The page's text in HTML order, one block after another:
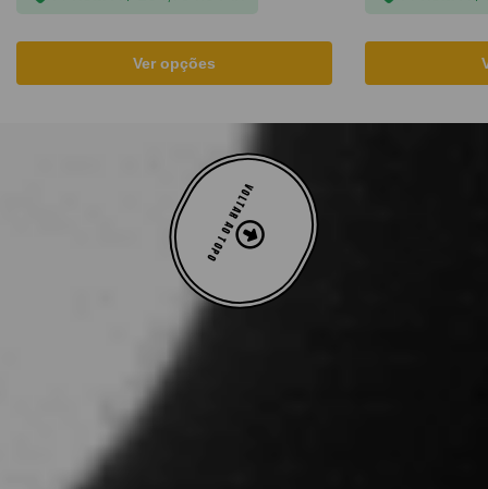
Ver opções
VOLTAR AO TOPO